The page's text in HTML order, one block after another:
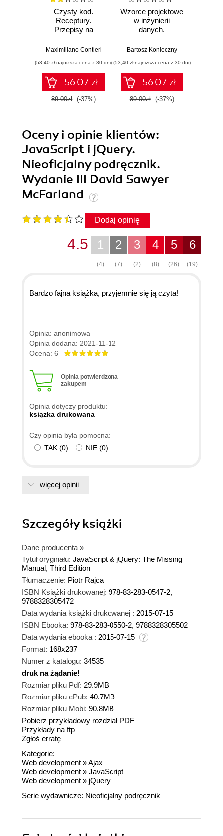
Czysty kod.
Receptury.
Przepisy na
struktury i jakości
Maximiliano Contieri
(53,40 zł najniższa cena z 30 dni)
56.07 zł
89.00zł (-37%)
Wzorce projektowe
w inżynierii
danych.
rozwiązania i dobre
Bartosz Konieczny
(53,40 zł najniższa cena z 30 dni)
56.07 zł
89.00zł (-37%)
Oceny i opinie klientów:
JavaScript i jQuery.
Nieoficjalny podręcznik.
Wydanie III David Sawyer
McFarland
Dodaj opinię
6
(19)
5
(26)
4
(8)
3
(2)
2
(7)
1
(4)
4.5
Bardzo fajna książka, przyjemnie się ją czyta!
Opinia: anonimowa
Opinia dodana: 2021-11-12
Ocena: 6
Opinia potwierdzona
zakupem
Opinia dotyczy produktu:
ksiązka drukowana
Czy opinia była pomocna:
TAK (0) NIE (0)
więcej opinii
Szczegółyksiążki
Dane producenta »
Tytuł oryginału: JavaScript & jQuery: The Missing
Manual, Third Edition
Tłumaczenie: Piotr Rajca
ISBN Książki drukowanej: 978-83-283-0547-2,
9788328305472
Data wydania książki drukowanej : 2015-07-15
ISBN Ebooka: 978-83-283-0550-2, 9788328305502
Data wydania ebooka : 2015-07-15
Format: 168x237
Numer z katalogu: 34535
druk na żądanie!
Rozmiar pliku Pdf: 29.9MB
Rozmiar pliku ePub: 40.7MB
Rozmiar pliku Mobi: 90.8MB
Pobierz przykładowy rozdział PDF
Przykłady na ftp
Zgłoś erratę
Kategorie:
Web development »Ajax
Web development » JavaScript
Web development » jQuery
Serie wydawnicze: Nieoficjalny podręcznik